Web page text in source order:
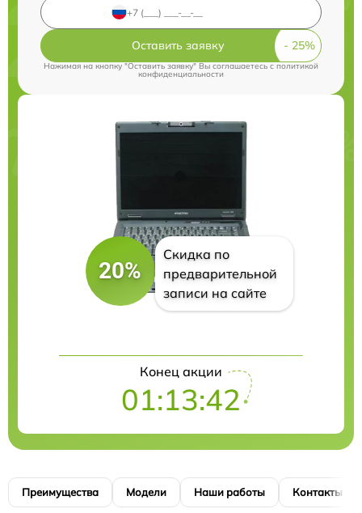
Оставить заявку
Нажимая на кнопку "Оставить заявку" Вы соглашаетесь cполитикой
конфиденциальности
20%
Скидка по
предварительной
записи на сайте
Конец акции
01:13:41
Преимущества Модели Наши работы Контакты